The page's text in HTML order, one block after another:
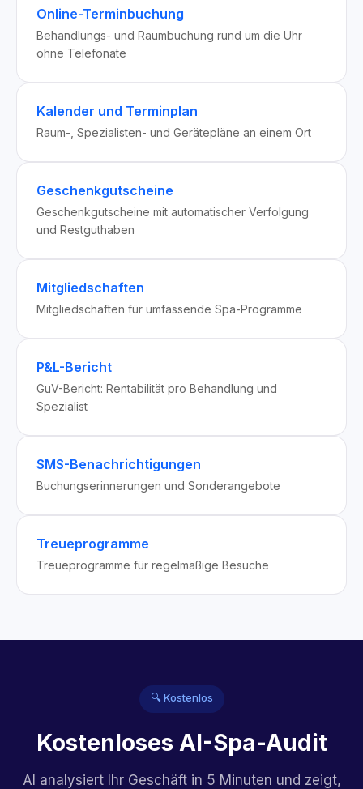
Online-Terminbuchung
Behandlungs- und Raumbuchung rund um die Uhr
ohne Telefonate
Kalender und Terminplan
Raum-, Spezialisten- und Gerätepläne an einem Ort
Geschenkgutscheine
Geschenkgutscheine mit automatischer Verfolgung
und Restguthaben
Mitgliedschaften
Mitgliedschaften für umfassende Spa-Programme
P&L-Bericht
GuV-Bericht: Rentabilität pro Behandlung und
Spezialist
SMS-Benachrichtigungen
Buchungserinnerungen und Sonderangebote
Treueprogramme
Treueprogramme für regelmäßige Besuche
🔍 Kostenlos
Kostenloses AI-Spa-Audit
AI analysiert Ihr Geschäft in 5 Minuten und zeigt,